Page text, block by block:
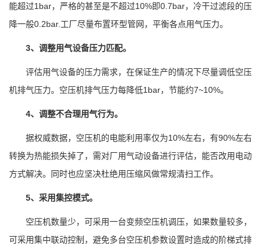
能超过1bar，严格的甚至是不超过10%即0.7bar，冷干过滤段的压
降一般0.2bar.工厂尽量布置环型管网，平衡各点用气压力。
3、调整用气设备压力匹配。
评估用气设备的压力需求，在保证生产的情况下尽量调低空压
机排气压力。空压机排气压力每降低1bar，节能约7~10%。
4、调整不合理用气行为。
据权威数据，空压机的电能利用率仅为10%左右，有90%左右
转换为热能损失掉了，需对厂用气动设备进行评估，能否改用电动
方式解决。同时也应坚决杜绝用压缩风做常规清扫工作。
5、采用集控模式。
空压机数量少，可采用一台变频空压机调压，如果数量较多，
可采用集中联动控制，避免多台空压机参数设置时造成的阶梯式排